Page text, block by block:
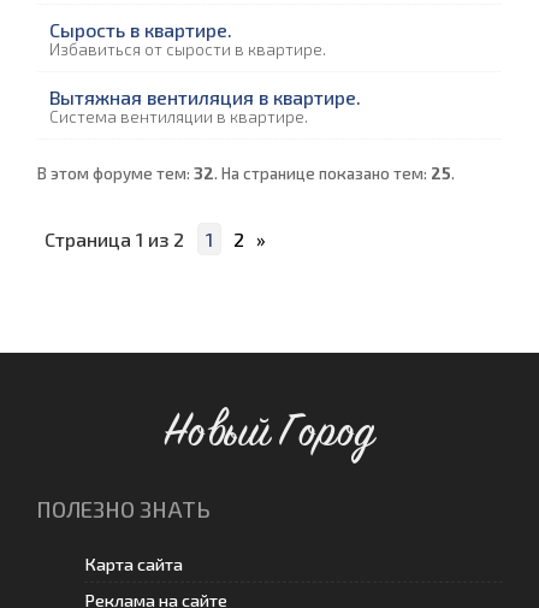
Сырость в квартире.
Избавиться от сырости в квартире.
Вытяжная вентиляция в квартире.
Система вентиляции в квартире.
В этом форуме тем: 32. На странице показано тем: 25.
Страница 1 из 2 1 2 »
Новый Город
ПОЛЕЗНО ЗНАТЬ
Карта сайта
Реклама на сайте